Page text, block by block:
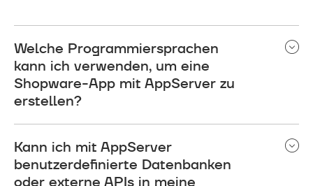
Welche Programmiersprachen
kann ich verwenden, um eine
Shopware-App mit AppServer zu
erstellen?
Backend-Entwicklung und JavaScript
(einschließlich Frameworks wie Vue.js) für die
Frontend-Entwicklung. Entwickler können PHP
Kann ich mit AppServer
benutzerdefinierte Datenbanken
oder externe APIs in meine